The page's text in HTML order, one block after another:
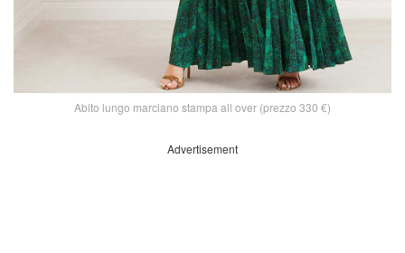
Abito lungo marciano stampa all over (prezzo 330 €)
Advertisement